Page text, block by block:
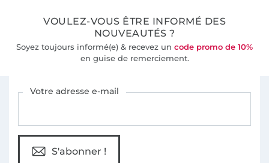
VOULEZ-VOUS ÊTRE INFORMÉ DES
NOUVEAUTÉS ?
Soyez toujours informé(e) & recevez un code promo de 10%
en guise de remerciement.
Votre adresse e-mail
S'abonner !